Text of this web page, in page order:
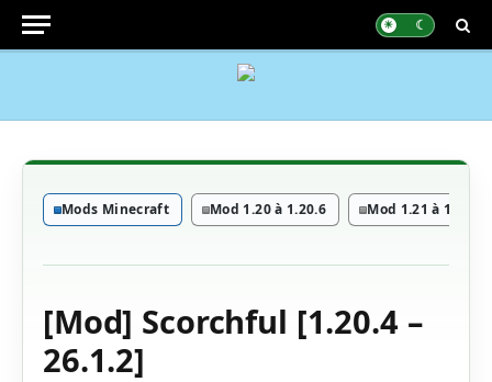
Mods Minecraft Mod 1.20 à 1.20.6 Mod 1.21 à 1.21.11
[Mod] Scorchful [1.20.4 –
26.1.2]